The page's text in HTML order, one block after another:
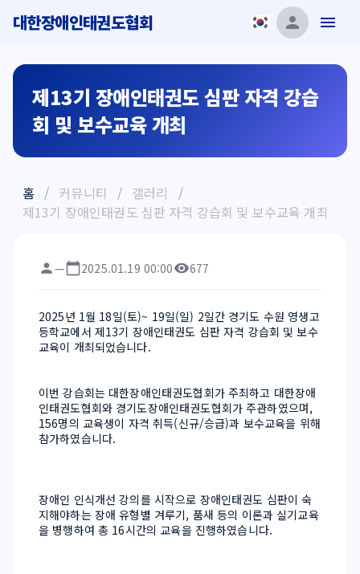
대한장애인태권도협회
제13기 장애인태권도 심판 자격 강습
회 및 보수교육 개최
홈 / 커뮤니티 / 갤러리
/
제13기 장애인태권도 심판 자격 강습회 및 보수교육 개최
— 2025.01.19 00:00 677
2025년 1월 18일(토)~ 19일(일) 2일간 경기도 수원 영생고
등학교에서 제13기 장애인태권도 심판 자격 강습회 및 보수
이번 강습회는 대한장애인태권도협회가 주최하고 대한장애
인태권도협회와 경기도장애인태권도협회가 주관하였으며,
156명의 교육생이 자격 취득(신규/승급)과 보수교육을 위해
참가하였습니다.
장애인 인식개선 강의를 시작으로 장애인태권도 심판이 숙
지해야하는 장애 유형별 겨루기, 품새 등의 이론과 실기교육
을 병행하여 총 16시간의 교육을 진행하였습니다.